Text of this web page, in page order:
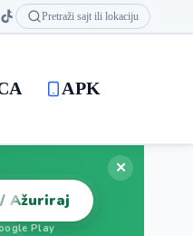
Pretraži sajt ili lokaciju
APK
Ažuriraj
Play
✕